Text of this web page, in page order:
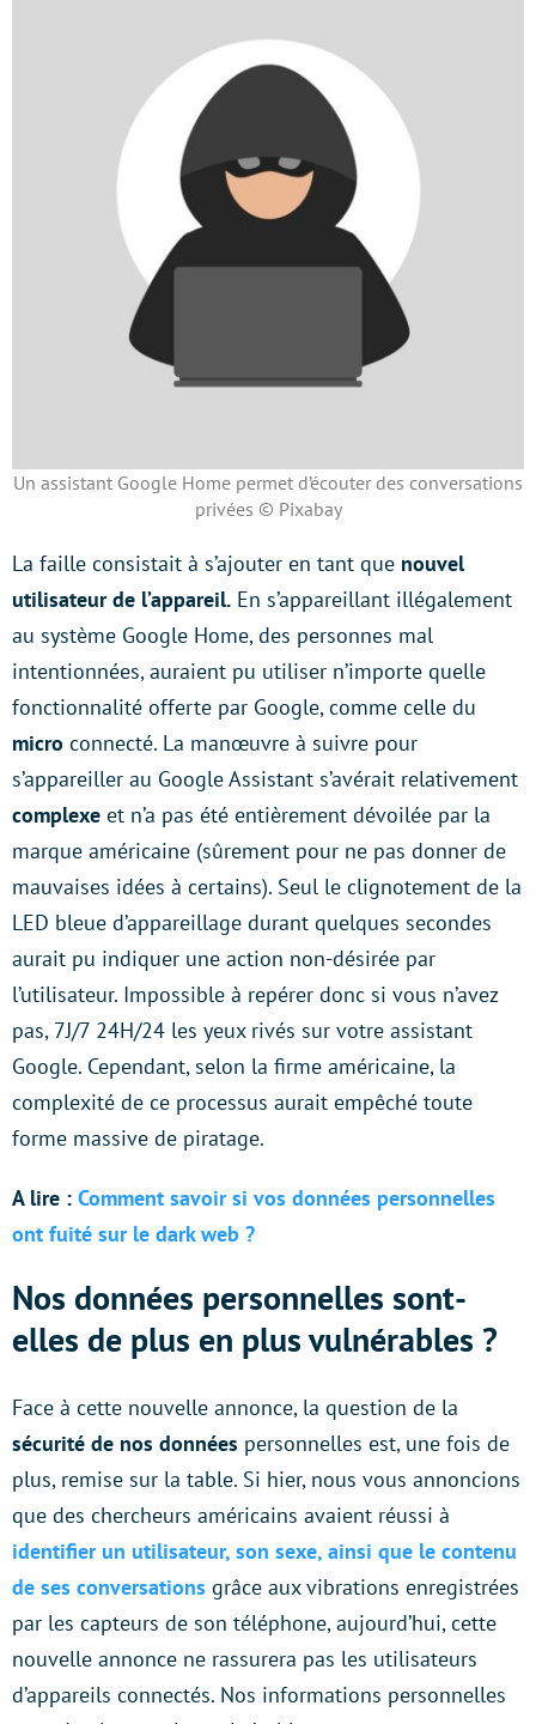
Un assistant Google Home permet d’écouter des conversations
privées © Pixabay
La faille consistait à s’ajouter en tant que nouvel
utilisateur de l’appareil. En s’appareillant illégalement
au système Google Home, des personnes mal
intentionnées, auraient pu utiliser n’importe quelle
fonctionnalité offerte par Google, comme celle du
micro connecté. La manœuvre à suivre pour
s’appareiller au Google Assistant s’avérait relativement
complexe et n’a pas été entièrement dévoilée par la
marque américaine (sûrement pour ne pas donner de
mauvaises idées à certains). Seul le clignotement de la
LED bleue d’appareillage durant quelques secondes
aurait pu indiquer une action non-désirée par
l’utilisateur. Impossible à repérer donc si vous n’avez
pas, 7J/7 24H/24 les yeux rivés sur votre assistant
Google. Cependant, selon la firme américaine, la
complexité de ce processus aurait empêché toute
forme massive de piratage.
A lire : Comment savoir si vos données personnelles
ont fuité sur le dark web ?
Nos données personnelles sont-
elles de plus en plus vulnérables ?
Face à cette nouvelle annonce, la question de la
sécurité de nos données personnelles est, une fois de
plus, remise sur la table. Si hier, nous vous annoncions
que des chercheurs américains avaient réussi à
identifier un utilisateur, son sexe, ainsi que le contenu
de ses conversations grâce aux vibrations enregistrées
par les capteurs de son téléphone, aujourd’hui, cette
nouvelle annonce ne rassurera pas les utilisateurs
d’appareils connectés. Nos informations personnelles